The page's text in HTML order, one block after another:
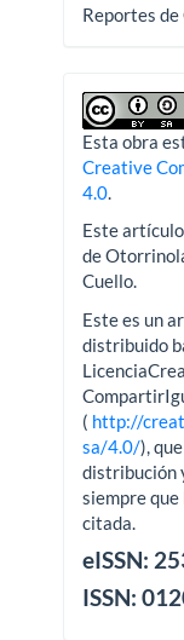
Reportes de
Esta obra
Creative
4.0.
Este
de
Cuello.
Este es un
distribuido
( http://
sa/4.0/),
distribución
siempre
citada.
eISSN:
ISSN: